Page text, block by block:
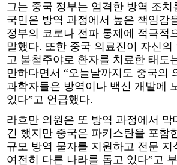
그는 중국 정부는 엄격한 방역 조치
국민은 방역 과정에서 높은 책임감
정부의 코로나 전파 통제에 적극적
말했다. 또한 중국 의료진이 자신
고 불철주야로 환자를 치료한 태도
만하다면서 “오늘날까지도 중국의
과학자들은 방역이나 백신 개발에
있다”고 언급했다.
라흐만 의원은 또 방역 과정에서 막
긴 했지만 중국은 파키스탄을 포함
규모 방역 물자를 지원하고 전문 지
여전히 다른 나라를 돕고 있다”고